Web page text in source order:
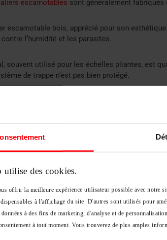
utilise des cookies.
offrir la meilleure expérience utilisateur possible avec notre
à l'affichage du site. D'autres sont utilisés pour
à des fins de marketing, d'analyse et de
à tout moment. Vous trouverez de plus amples
escamotables sont généralement fabriqués
escamotable bois, apprécié pour son
l’humidité et les parasites.
souvent utilisé pour les échelles pliantes, est
de trappe n’est pas bien protégé.
des matériaux a donc un impact direct sur les
Par exemple, un cadre en bois mal entretenu
les gestes d’entretien au type de
points sensibles à surveiller
de pliage assurent la maniabilité de l’échelle
notamment si elles sont antidérapantes,
rester parfaitement aligné pour garantir une
visuelle régulière permet d’intervenir